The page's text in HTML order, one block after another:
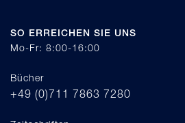
SO ERREICHEN SIE UNS
Mo-Fr: 8:00-16:00
Bücher
+49 (0)711 7863 7280